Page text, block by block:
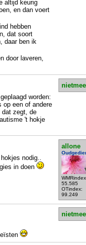
altijd keurig
en dan voert
hebben
dat soort
daar ben ik
door laveren,
worden:
op een of andere
dat zegt, de
't hokje
allone
55.585
OTindex:
99.249
nodig..
in doen